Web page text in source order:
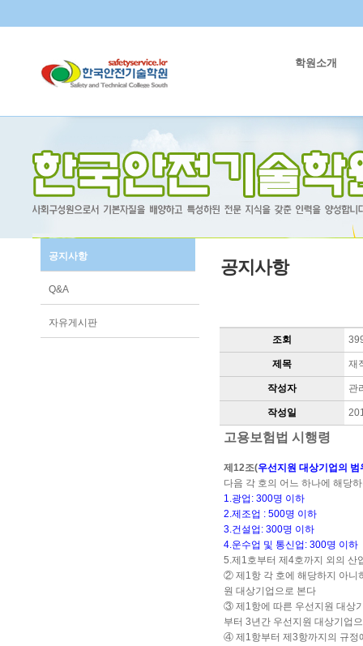
학원소개
공지사항
Q&A
자유게시판
공지사항
조회
제목 재
작성자 관
작성일
고용보험법 시행령
제12조(우선지원 대상기업의 범
다음 각 호의 어느 하나에 해당
1.광업: 300명 이하
2.제조업 : 500명 이하
3.건설업: 300명 이하
4.운수업 및 통신업: 300명 이하
5.제1호부터 제4호까지 외의 산
② 제1항 각 호에 해당하지 아니
원 대상기업으로 본다
③ 제1항에 따른 우선지원 대상
부터 3년간 우선지원 대상기업
④ 제1항부터 제3항까지의 규정